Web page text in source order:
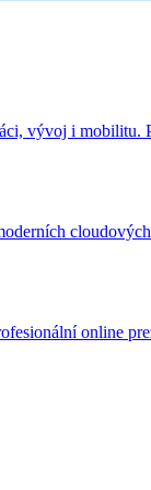
vývoj i mobilitu.
online